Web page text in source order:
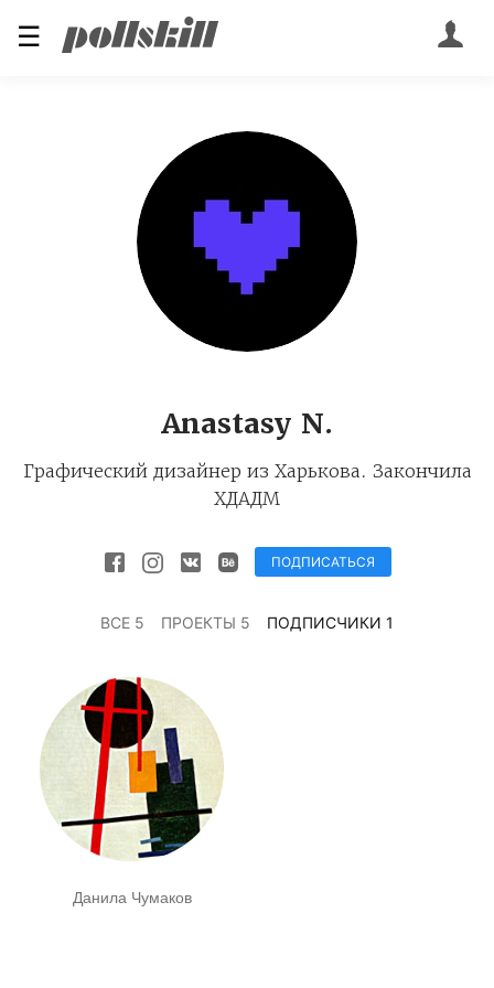
☰
Anastasy N.
Графический дизайнер из Харькова. Закончила
ХДАДМ
ПОДПИСАТЬСЯ
ВСЕ 5 ПРОЕКТЫ 5 ПОДПИСЧИКИ 1
Данила Чумаков